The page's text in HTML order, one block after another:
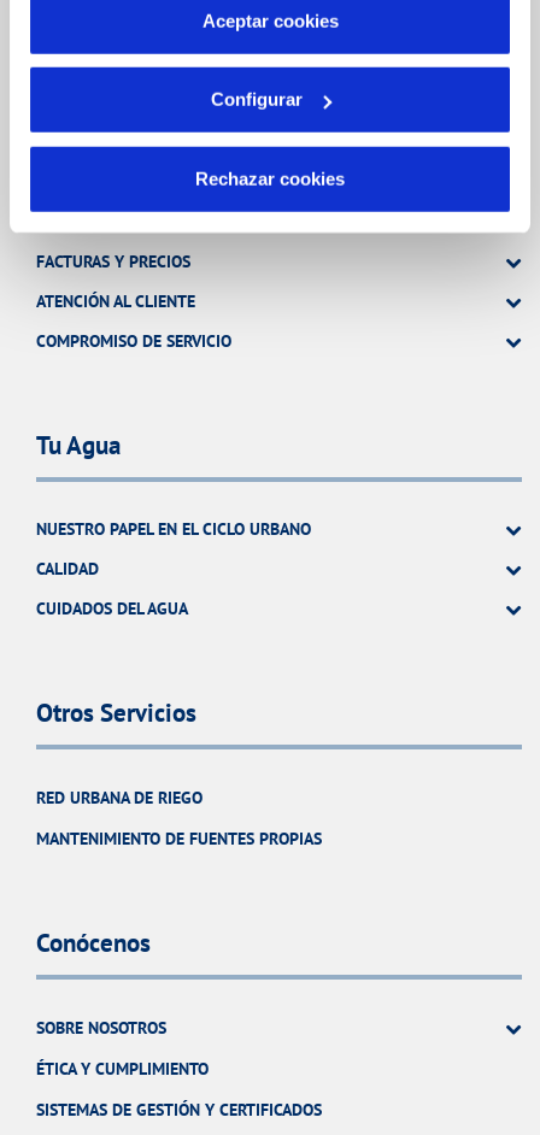
más información en nuestraPolítica de Cookies
Aceptar cookies
Configurar
Rechazar cookies
OTRAS GESTIONES
FACTURAS Y PRECIOS
ATENCIÓN AL CLIENTE
COMPROMISO DE SERVICIO
Tu Agua
NUESTRO PAPEL EN EL CICLO URBANO
CALIDAD
CUIDADOS DEL AGUA
Otros Servicios
RED URBANA DE RIEGO
MANTENIMIENTO DE FUENTES PROPIAS
Conócenos
SOBRE NOSOTROS
ÉTICA Y CUMPLIMIENTO
SISTEMAS DE GESTIÓN Y CERTIFICADOS